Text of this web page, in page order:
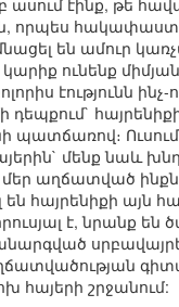
ասում էինք, թե
որպես
են ամուր
կարիք ունենք
էությունն
դեպքում`
պատճառով։
մենք նաև
աղճատված
հայրենիքի այն
է, նրանք են
հայերի շրջանում: